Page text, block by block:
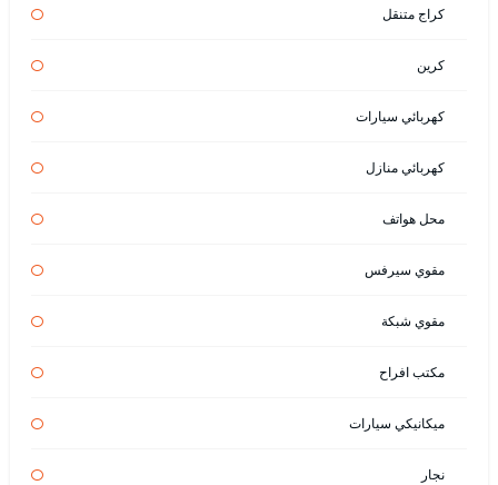
كراج متنقل
كرين
كهربائي سيارات
كهربائي منازل
محل هواتف
مقوي سيرفس
مقوي شبكة
مكتب افراح
ميكانيكي سيارات
نجار